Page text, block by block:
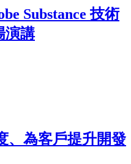
Substance 技術
演講
、為客戶提升開發